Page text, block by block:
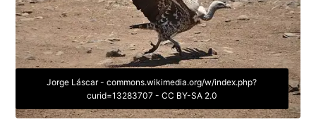
Jorge Láscar - commons.wikimedia.org/w/index.php?
curid=13283707 - CC BY-SA 2.0